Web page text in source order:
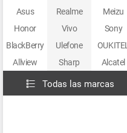
Asus
Realme Meizu
Honor
Vivo Sony
BlackBerry
Ulefone OUKITEL
Allview
Sharp Alcatel
Todas las marcas